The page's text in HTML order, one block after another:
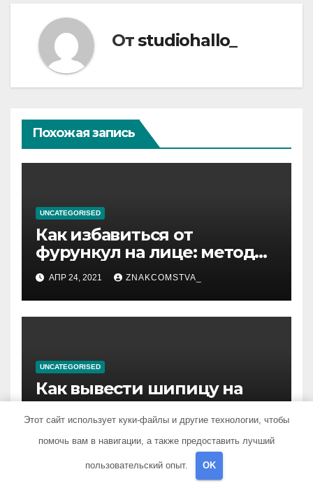
Отstudiohallo_
Похожая запись
UNCATEGORISED
Как избавиться от
фурункул на лице: методы
лечения
АПР 24, 2021 ZNAKCOMSTVA_
UNCATEGORISED
Как вывести шипицу на
ноге уксусом: рецепт
приготовления
компрессов и теста
Этот сайт использует куки-файлы и другие технологии, чтобы
помочь вам в навигации, а также предоставить лучший
пользовательский опыт. OK